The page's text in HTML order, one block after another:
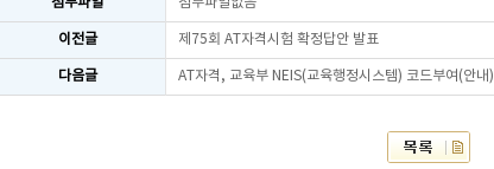
이전글 제75회 AT자격시험 확정답안 발표
다음글 AT자격, 교육부 NEIS(교육행정시스템) 코드부여(안내)